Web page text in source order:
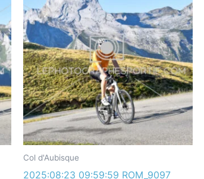
Col d'Aubisque
2025:08:23 09:59:59 ROM_9097